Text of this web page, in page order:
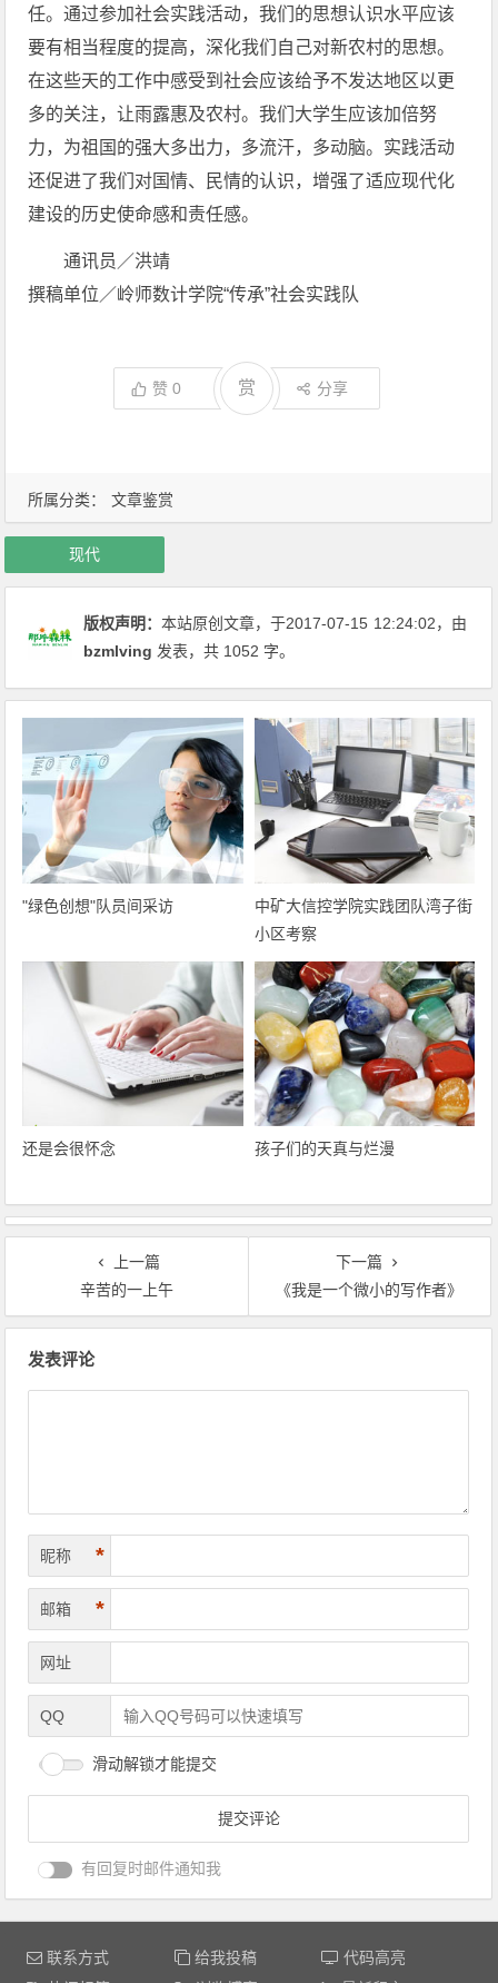
所属分类： 文章鉴赏
任。通过参加社会实践活动，我们的思想认识水平应该
要有相当程度的提高，深化我们自己对新农村的思想。
在这些天的工作中感受到社会应该给予不发达地区以更
多的关注，让雨露惠及农村。我们大学生应该加倍努
力，为祖国的强大多出力，多流汗，多动脑。实践活动
还促进了我们对国情、民情的认识，增强了适应现代化
建设的历史使命感和责任感。
通讯员／洪靖
撰稿单位／岭师数计学院“传承”社会实践队
赞0 赏 分享
现代
版权声明：本站原创文章，于2017-07-15 12:24:02，由
bzmlving 发表，共 1052 字。
"绿色创想"队员间采访
中矿大信控学院实践团队湾子街
小区考察
还是会很怀念 孩子们的天真与烂漫
上一篇
辛苦的一上午
下一篇
《我是一个微小的写作者》
发表评论
昵称 *
邮箱 *
网址
QQ
滑动解锁才能提交
有回复时邮件通知我
联系方式 给我投稿
代码高亮